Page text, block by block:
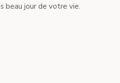
beau jour de votre vie.